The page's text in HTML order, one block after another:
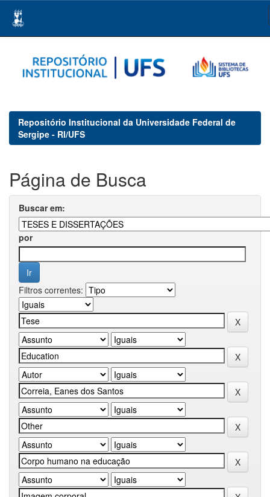
navigation
Repositório Institucional da Universidade Federal de
Sergipe - RI/UFS
Página de Busca
Buscar em:
por
Filtros correntes: